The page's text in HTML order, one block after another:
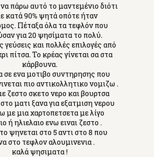
πάρω αυτό το μαντεμένιο διότι
κατά 90% ψητά οπότε ήταν
Πέταξα όλα τα τεφλόν που
για 20 ψησίματα το πολύ.
γεύσεις και πολλές επιλογές από
πίτσα. Το κρέας γίνεται σα στα
κάρβουνα.
σε ενα μοτιβο συντηρησης που
πιο αντικολλητικο νομιζω .
ζεστο σκετο νερο και βουρτσα
ματι ξανα για εξατμιση νερου
με μια χαρτοπετσετα με λίγο
ή ηλιελαιο ενω ειναι ζεστο .
ψηνεται στο 5 αντι στο 8 που
στο τεφλον αλουμινενια .
καλά ψησιματα !